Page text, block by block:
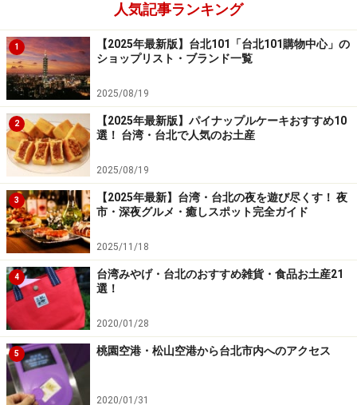
人気記事ランキング
1
【2025年最新版】台北101「台北101購物中心」の
ショップリスト・ブランド一覧
2025/08/19
2
【2025年最新版】パイナップルケーキおすすめ10
選！ 台湾・台北で人気のお土産
2025/08/19
3
【2025年最新】台湾・台北の夜を遊び尽くす！ 夜
市・深夜グルメ・癒しスポット完全ガイド
2025/11/18
4
台湾みやげ・台北のおすすめ雑貨・食品お土産21
選！
2020/01/28
5 桃園空港・松山空港から台北市内へのアクセス
2020/01/31